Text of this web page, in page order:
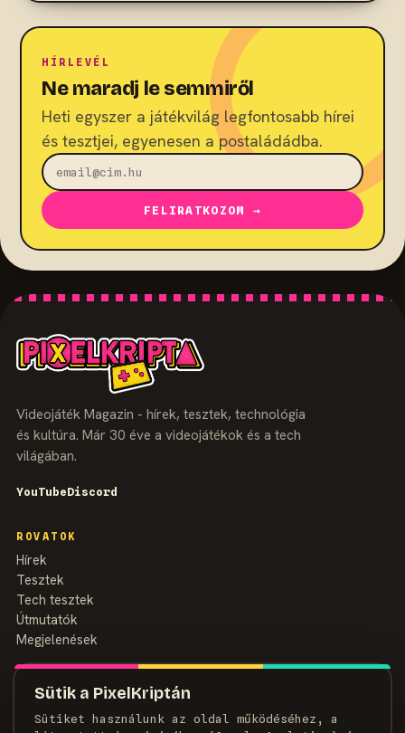
Sütik a PixelKriptán
Sütiket használunk az oldal működéséhez, a
HÍRLEVÉL
Ne maradj le semmiről
Heti egyszer a játékvilág legfontosabb hírei
és tesztjei, egyenesen a postaládádba.
FELIRATKOZOM →
Videojáték Magazin - hírek, tesztek, technológia
és kultúra. Már 30 éve a videojátékok és a tech
világában.
YouTubeDiscord
ROVATOK
Hírek
Tesztek
Tech tesztek
Útmutatók
Megjelenések
MAGAZIN
Szerzők